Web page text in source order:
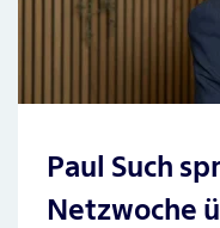
Paul Such
Netzwoche